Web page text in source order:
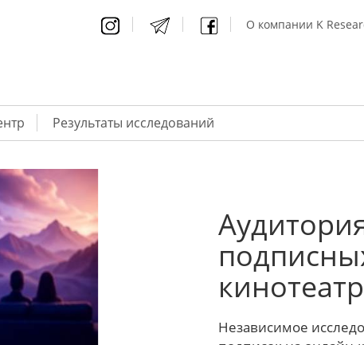
О компании K
Результаты исследований
Независимое